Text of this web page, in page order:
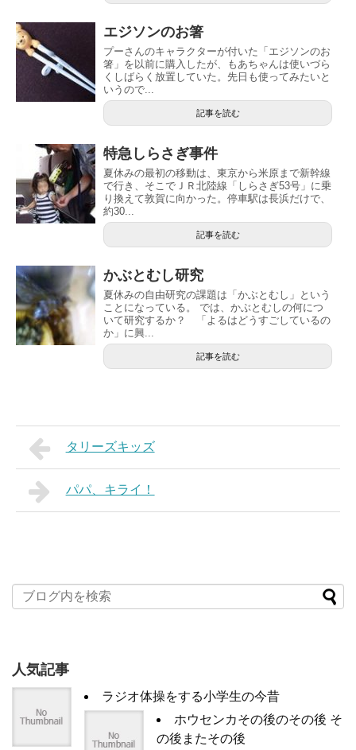
エジソンのお箸
プーさんのキャラクターが付いた「エジソンのお
箸」を以前に購入したが、もあちゃんは使いづら
くしばらく放置していた。先日も使ってみたいと
いうので...
記事を読む
特急しらさぎ事件
夏休みの最初の移動は、東京から米原まで新幹線
で行き、そこでＪＲ北陸線「しらさぎ53号」に乗
り換えて敦賀に向かった。停車駅は長浜だけで、
約30...
記事を読む
かぶとむし研究
夏休みの自由研究の課題は「かぶとむし」という
ことになっている。 では、かぶとむしの何につ
いて研究するか？ 「よるはどうすごしているの
か」に興...
記事を読む
タリーズキッズ
パパ、キライ！
人気記事
ラジオ体操をする小学生の今昔
ホウセンカその後のその後 そ
の後またその後